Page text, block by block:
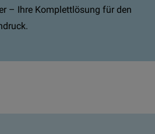
– Ihre Komplettlösung für den